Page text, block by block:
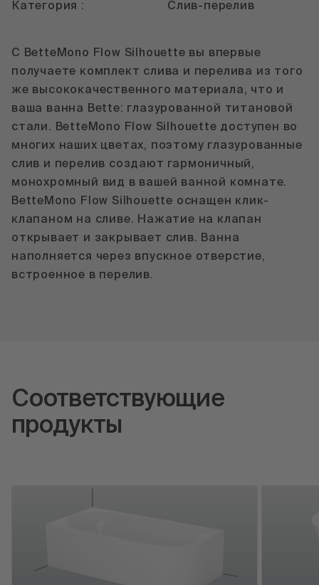
Категория : Слив-перелив
С BetteMono Flow Silhouette вы впервые
получаете комплект слива и перелива из того
же высококачественного материала, что и
ваша ванна Bette: глазурованной титановой
стали. BetteMono Flow Silhouette доступен во
многих наших цветах, поэтому глазурованные
слив и перелив создают гармоничный,
монохромный вид в вашей ванной комнате.
BetteMono Flow Silhouette оснащен клик-
клапаном на сливе. Нажатие на клапан
открывает и закрывает слив. Ванна
наполняется через впускное отверстие,
встроенное в перелив.
Соответствующие
продукты